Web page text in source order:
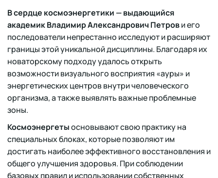
В сердце космоэнергетики — выдающийся
академик Владимир Александрович Петрови его
последователи непрестанно исследуют и расширяют
границы этой уникальной дисциплины. Благодаря их
новаторскому подходу удалось открыть
возможности визуального восприятия «ауры» и
энергетических центров внутри человеческого
организма, а также выявлять важные проблемные
зоны.
Космоэнергетыосновывают свою практику на
специальных блоках, которые позволяют им
достигать наиболее эффективного восстановления и
общего улучшения здоровья. При соблюдении
базовых правил и использовании собственных